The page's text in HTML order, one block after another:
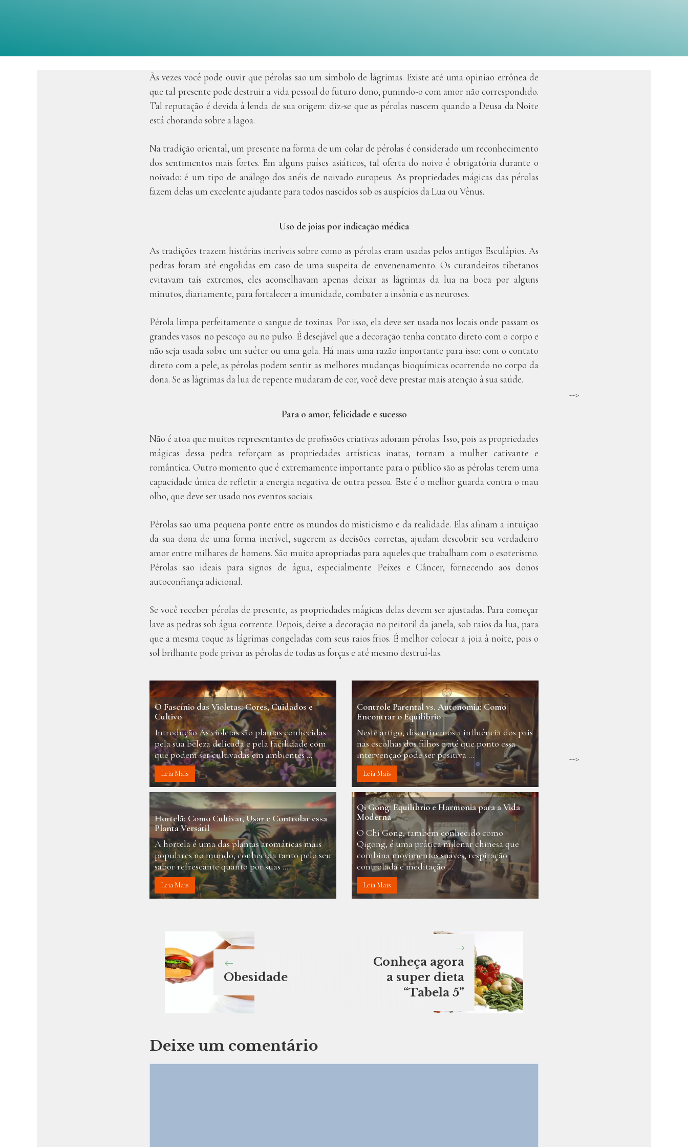
Às vezes você pode ouvir que pérolas são um símbolo de lágrimas. Existe até uma opinião errônea de
que tal presente pode destruir a vida pessoal do futuro dono, punindo-o com amor não correspondido.
Tal reputação é devida à lenda de sua origem: diz-se que as pérolas nascem quando a Deusa da Noite
está chorando sobre a lagoa.
Na tradição oriental, um presente na forma de um colar de pérolas é considerado um reconhecimento
dos sentimentos mais fortes. Em alguns países asiáticos, tal oferta do noivo é obrigatória durante o
noivado: é um tipo de análogo dos anéis de noivado europeus. As propriedades mágicas das pérolas
fazem delas um excelente ajudante para todos nascidos sob os auspícios da Lua ou Vênus.
Uso de joias por indicação médica
As tradições trazem histórias incríveis sobre como as pérolas eram usadas pelos antigos Esculápios. As
pedras foram até engolidas em caso de uma suspeita de envenenamento. Os curandeiros tibetanos
evitavam tais extremos, eles aconselhavam apenas deixar as lágrimas da lua na boca por alguns
minutos, diariamente, para fortalecer a imunidade, combater a insônia e as neuroses.
Pérola limpa perfeitamente o sangue de toxinas. Por isso, ela deve ser usada nos locais onde passam os
grandes vasos: no pescoço ou no pulso. É desejável que a decoração tenha contato direto com o corpo e
não seja usada sobre um suéter ou uma gola. Há mais uma razão importante para isso: com o contato
direto com a pele, as pérolas podem sentir as melhores mudanças bioquímicas ocorrendo no corpo da
dona. Se as lágrimas da lua de repente mudaram de cor, você deve prestar mais atenção à sua saúde.
Para o amor, felicidade e sucesso
Não é atoa que muitos representantes de profissões criativas adoram pérolas. Isso, pois as propriedades
mágicas dessa pedra reforçam as propriedades artísticas inatas, tornam a mulher cativante e
romântica. Outro momento que é extremamente importante para o público são as pérolas terem uma
capacidade única de refletir a energia negativa de outra pessoa. Este é o melhor guarda contra o mau
olho, que deve ser usado nos eventos sociais.
Pérolas são uma pequena ponte entre os mundos do misticismo e da realidade. Elas afinam a intuição
da sua dona de uma forma incrível, sugerem as decisões corretas, ajudam descobrir seu verdadeiro
amor entre milhares de homens. São muito apropriadas para aqueles que trabalham com o esoterismo.
Pérolas são ideais para signos de água, especialmente Peixes e Câncer, fornecendo aos donos
autoconfiança adicional.
Se você receber pérolas de presente, as propriedades mágicas delas devem ser ajustadas. Para começar
lave as pedras sob água corrente. Depois, deixe a decoração no peitoril da janela, sob raios da lua, para
que a mesma toque as lágrimas congeladas com seus raios frios. É melhor colocar a joia à noite, pois o
sol brilhante pode privar as pérolas de todas as forças e até mesmo destruí-las.
O Fascínio das Violetas: Cores, Cuidados e
Cultivo
Introdução As violetas são plantas conhecidas
pela sua beleza delicada e pela facilidade com
que podem ser cultivadas em ambientes ...
Leia Mais
Controle Parental vs. Autonomia: Como
Encontrar o Equilíbrio
Neste artigo, discutiremos a influência dos pais
nas escolhas dos filhos e até que ponto essa
intervenção pode ser positiva ...
Leia Mais
Hortelã: Como Cultivar, Usar e Controlar essa
Planta Versátil
A hortelã é uma das plantas aromáticas mais
populares no mundo, conhecida tanto pelo seu
sabor refrescante quanto por suas ...
Leia Mais
Qi Gong: Equilíbrio e Harmonia para a Vida
Moderna
O Chi Gong, também conhecido como
Qigong, é uma prática milenar chinesa que
combina movimentos suaves, respiração
controlada e meditação ...
Leia Mais
Obesidade
Conheça agora
a super dieta
“Tabela 5”
Deixe um comentário
-->
-->